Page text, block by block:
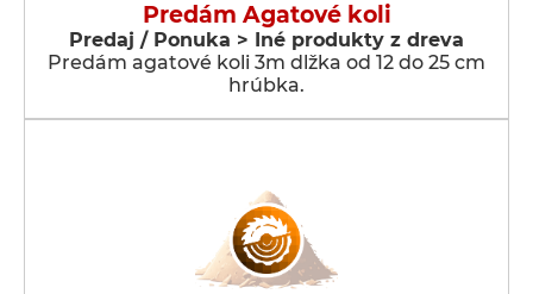
Predám Agatové koli
Predaj / Ponuka > Iné produkty z dreva
Predám agatové koli 3m dlžka od 12 do 25 cm
hrúbka.